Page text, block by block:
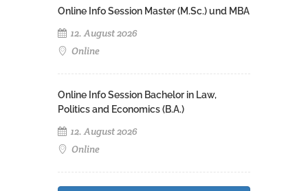
Online Info Session Master (M.Sc.) und MBA
12. August 2026
Online
Online Info Session Bachelor in Law,
Politics and Economics (B.A.)
12. August 2026
Online